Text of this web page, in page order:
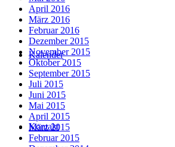
Kalender
Kontakt
April 2016
März 2016
Februar 2016
Dezember 2015
November 2015
Oktober 2015
September 2015
Juli 2015
Juni 2015
Mai 2015
April 2015
März 2015
Februar 2015